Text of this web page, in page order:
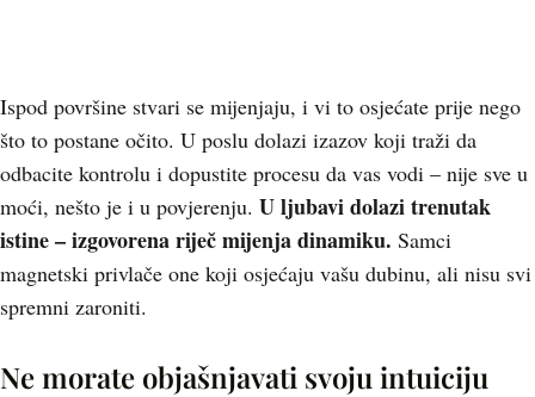
Ispod površine stvari se mijenjaju, i vi to osjećate prije nego
što to postane očito. U poslu dolazi izazov koji traži da
odbacite kontrolu i dopustite procesu da vas vodi – nije sve u
moći, nešto je i u povjerenju. U ljubavi dolazi trenutak
istine – izgovorena riječ mijenja dinamiku. Samci
magnetski privlače one koji osjećaju vašu dubinu, ali nisu svi
spremni zaroniti.
Ne morate objašnjavati svoju intuiciju